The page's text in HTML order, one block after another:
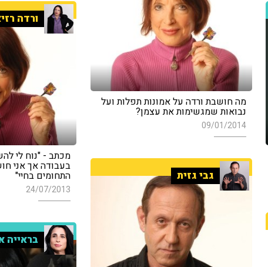
מה חושבת ורדה על אמונות תפלות ועל
נבואות שמגשימות את עצמן?
09/01/2014
ורדה
מכתב - "נוח לי
בעבודה אך אני
התחומים בחיי"
24/07/2013
גבי גזית
בראייה